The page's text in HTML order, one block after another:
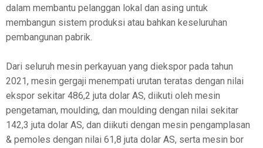
dalam membantu pelanggan lokal dan asing untuk
membangun sistem produksi atau bahkan keseluruhan
pembangunan pabrik.
Dari seluruh mesin perkayuan yang diekspor pada tahun
2021, mesin gergaji menempati urutan teratas dengan nilai
ekspor sekitar 486,2 juta dolar AS, diikuti oleh mesin
pengetaman, moulding, dan moulding dengan nilai sekitar
142,3 juta dolar AS, dan diikuti dengan mesin pengamplasan
& pemoles dengan nilai 61,8 juta dolar AS, serta mesin bor